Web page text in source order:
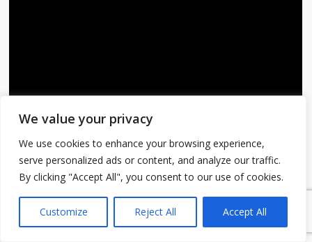
We value your privacy
We use cookies to enhance your browsing experience,
serve personalized ads or content, and analyze our traffic.
By clicking "Accept All", you consent to our use of cookies.
Customize Reject All Accept All